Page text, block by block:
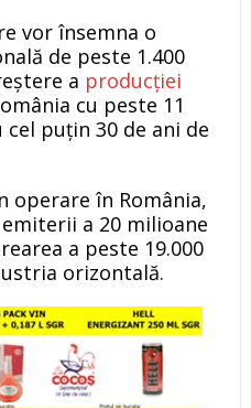
vor însemna o
de peste 1.400
a producţiei
cu peste 11
puţin 30 de ani de
operare în România,
a 20 milioane
a peste 19.000
orizontală.